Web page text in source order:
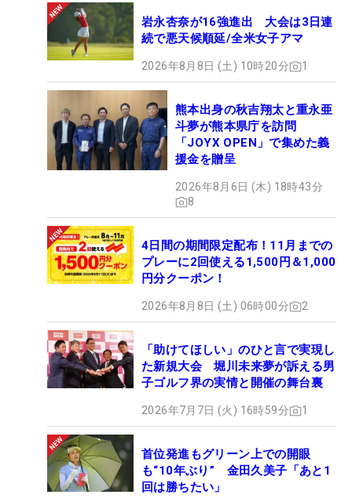
岩永杏奈が16強進出 大会は3日連
続で悪天候順延/全米女子アマ
2026年8月8日 (土) 10時20分 1
熊本出身の秋吉翔太と重永亜
斗夢が熊本県庁を訪問
「JOYX OPEN」で集めた義
援金を贈呈
2026年8月6日 (木) 18時43分
8
4日間の期間限定配布！11月までの
プレーに2回使える1,500円＆1,000
円分クーポン！
2026年8月8日 (土) 06時00分 2
「助けてほしい」のひと言で実現し
た新規大会 堀川未来夢が訴える男
子ゴルフ界の実情と開催の舞台裏
2026年7月7日 (火) 16時59分 1
首位発進もグリーン上での開眼
も“10年ぶり” 金田久美子「あと1
回は勝ちたい」